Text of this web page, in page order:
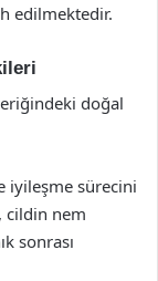
edilmektedir.
doğal
iyileşme sürecini
cildin nem
sonrası